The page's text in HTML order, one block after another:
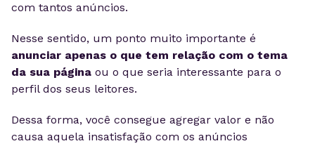
com tantos anúncios.
Nesse sentido, um ponto muito importante é
anunciar apenas o que tem relação com o tema
da sua página ou o que seria interessante para o
perfil dos seus leitores.
Dessa forma, você consegue agregar valor e não
causa aquela insatisfação com os anúncios